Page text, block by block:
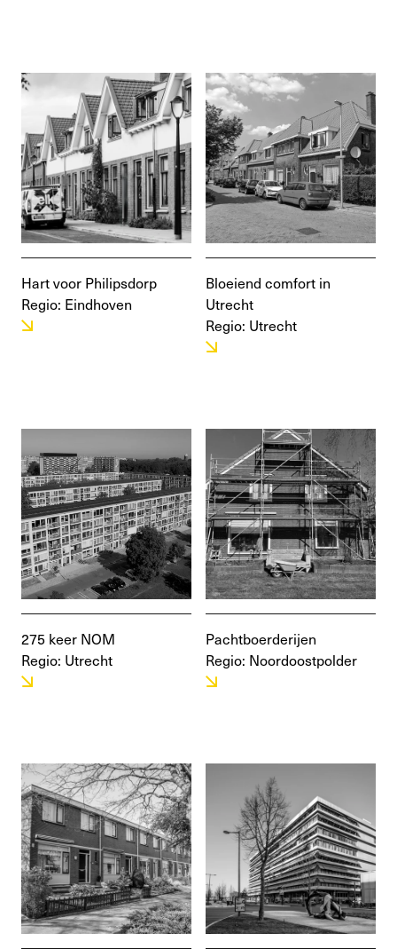
Hart voor Philipsdorp
Regio: Eindhoven
Bloeiend comfort in
Utrecht
Regio: Utrecht
275 keer NOM
Regio: Utrecht
Pachtboerderijen
Regio: Noordoostpolder